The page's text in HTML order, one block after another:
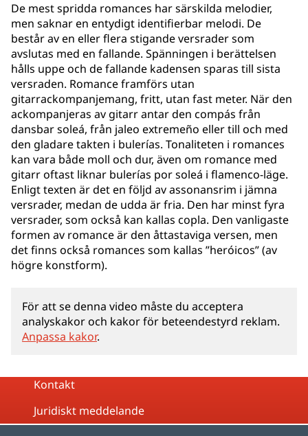
De mest spridda romances har särskilda melodier,
men saknar en entydigt identifierbar melodi. De
består av en eller flera stigande versrader som
avslutas med en fallande. Spänningen i berättelsen
hålls uppe och de fallande kadensen sparas till sista
versraden. Romance framförs utan
gitarrackompanjemang, fritt, utan fast meter. När den
ackompanjeras av gitarr antar den compás från
dansbar soleá, från jaleo extremeño eller till och med
den gladare takten i bulerías. Tonaliteten i romances
kan vara både moll och dur, även om romance med
gitarr oftast liknar bulerías por soleá i flamenco-läge.
Enligt texten är det en följd av assonansrim i jämna
versrader, medan de udda är fria. Den har minst fyra
versrader, som också kan kallas copla. Den vanligaste
formen av romance är den åttastaviga versen, men
det finns också romances som kallas ”heróicos” (av
högre konstform).
För att se denna video måste du acceptera
analyskakor och kakor för beteendestyrd reklam.
Anpassa kakor.
Kontakt
Juridiskt meddelande